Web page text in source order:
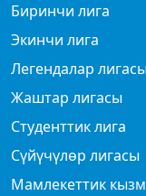
Биринчи лига
Экинчи лига
Легендалар
Жаштар лигасы
Студенттик лига
Сүйүчүлөр лигасы
Мамлекеттик